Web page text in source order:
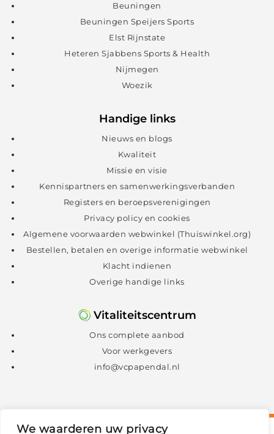
We waarderen uw privacy
Beuningen
Beuningen Speijers Sports
Elst Rijnstate
Heteren Sjabbens Sports & Health
Nijmegen
Woezik
Handige links
Nieuws en blogs
Kwaliteit
Missie en visie
Kennispartners en samenwerkingsverbanden
Registers en beroepsverenigingen
Privacy policy en cookies
Algemene voorwaarden webwinkel (Thuiswinkel.org)
Bestellen, betalen en overige informatie webwinkel
Klacht indienen
Overige handige links
Vitaliteitscentrum
Ons complete aanbod
Voor werkgevers
info@vcpapendal.nl